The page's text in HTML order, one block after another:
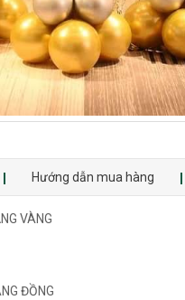
Hướng dẫn mua hàng
VÀNG
ĐỒNG